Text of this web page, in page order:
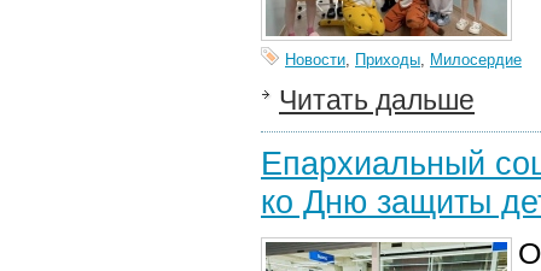
Новости, Приходы, Милосердие
Читать дальше
Епархиальный
ко Дню защиты